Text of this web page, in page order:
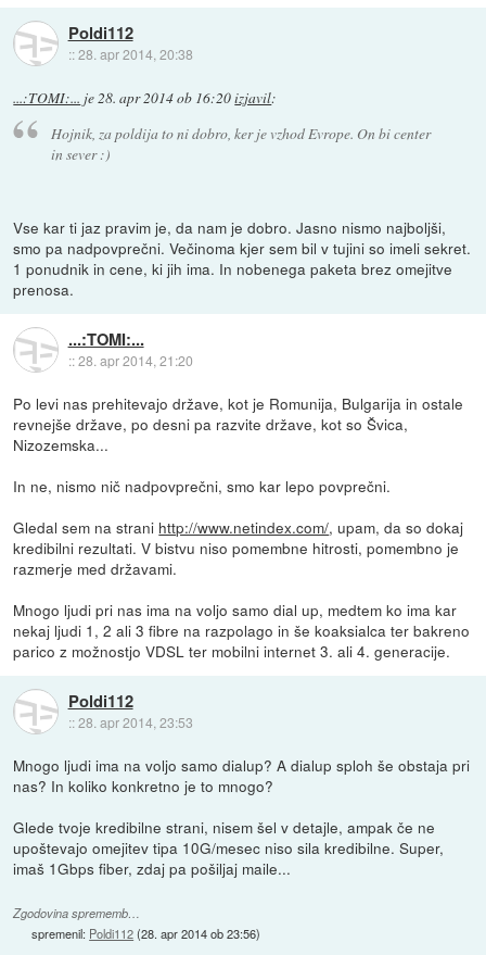
Poldi112
::28. apr 2014, 20:38
...:TOMI:... je28. apr 2014 ob 16:20izjavil:
Hojnik, za poldija to ni dobro, ker je vzhod Evrope. On bi center
in sever :)
Vse kar ti jaz pravim je, da nam je dobro. Jasno nismo najboljši,
smo pa nadpovprečni. Večinoma kjer sem bil v tujini so imeli sekret.
1 ponudnik in cene, ki jih ima. In nobenega paketa brez omejitve
prenosa.
...:TOMI:...
::28. apr 2014, 21:20
Po levi nas prehitevajo države, kot je Romunija, Bulgarija in ostale
revnejše države, po desni pa razvite države, kot so Švica,
Nizozemska...
In ne, nismo nič nadpovprečni, smo kar lepo povprečni.
Gledal sem na strani http://www.netindex.com/, upam, da so dokaj
kredibilni rezultati. V bistvu niso pomembne hitrosti, pomembno je
razmerje med državami.
Mnogo ljudi pri nas ima na voljo samo dial up, medtem ko ima kar
nekaj ljudi 1, 2 ali 3 fibre na razpolago in še koaksialca ter bakreno
parico z možnostjo VDSL ter mobilni internet 3. ali 4. generacije.
Poldi112
::28. apr 2014, 23:53
Mnogo ljudi ima na voljo samo dialup? A dialup sploh še obstaja pri
nas? In koliko konkretno je to mnogo?
Glede tvoje kredibilne strani, nisem šel v detajle, ampak če ne
upoštevajo omejitev tipa 10G/mesec niso sila kredibilne. Super,
imaš 1Gbps fiber, zdaj pa pošiljaj maile...
Zgodovina sprememb…
spremenil: Poldi112(28. apr 2014 ob 23:56)